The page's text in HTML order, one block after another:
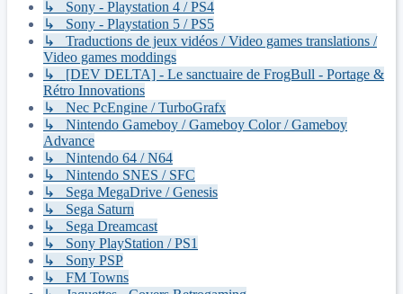
↳ Sony - Playstation 4 / PS4
↳ Sony - Playstation 5 / PS5
↳ Traductions de jeux vidéos / Video games translations /
Video games moddings
↳ [DEV DELTA] - Le sanctuaire de FrogBull - Portage &
Rétro Innovations
↳ Nec PcEngine / TurboGrafx
↳ Nintendo Gameboy / Gameboy Color / Gameboy
Advance
↳ Nintendo 64 / N64
↳ Nintendo SNES / SFC
↳ Sega MegaDrive / Genesis
↳ Sega Saturn
↳ Sega Dreamcast
↳ Sony PlayStation / PS1
↳ Sony PSP
↳ FM Towns